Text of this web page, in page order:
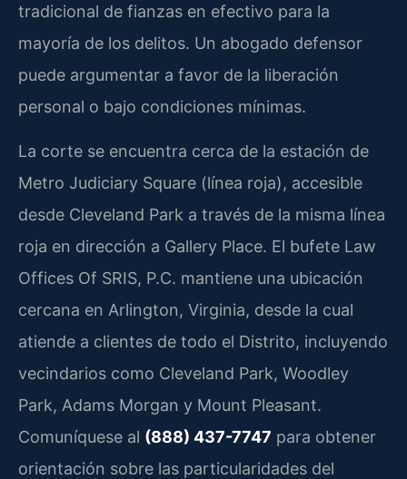
tradicional de fianzas en efectivo para la
mayoría de los delitos. Un abogado defensor
puede argumentar a favor de la liberación
personal o bajo condiciones mínimas.
La corte se encuentra cerca de la estación de
Metro Judiciary Square (línea roja), accesible
desde Cleveland Park a través de la misma línea
roja en dirección a Gallery Place. El bufete Law
Offices Of SRIS, P.C. mantiene una ubicación
cercana en Arlington, Virginia, desde la cual
atiende a clientes de todo el Distrito, incluyendo
vecindarios como Cleveland Park, Woodley
Park, Adams Morgan y Mount Pleasant.
Comuníquese al (888) 437-7747 para obtener
orientación sobre las particularidades del